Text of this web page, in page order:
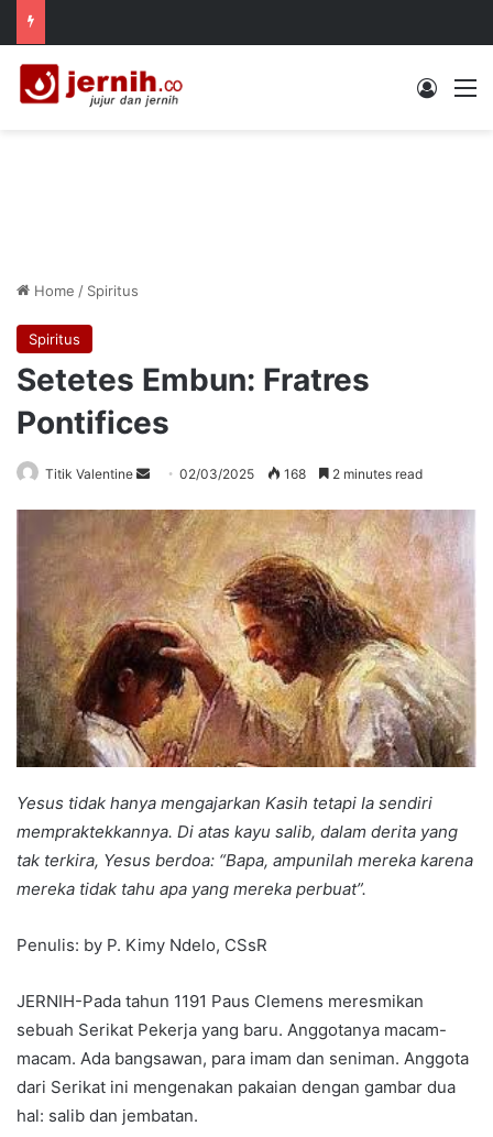
Log In
Home / Spiritus
Spiritus
Setetes Embun: Fratres
Pontifices
Titik Valentine
Send
email
02/03/2025 168 2 minutes read
Yesus tidak hanya mengajarkan Kasih tetapi Ia sendiri
mempraktekkannya. Di atas kayu salib, dalam derita yang
tak terkira, Yesus berdoa: “Bapa, ampunilah mereka karena
mereka tidak tahu apa yang mereka perbuat”.
Penulis: by P. Kimy Ndelo, CSsR
JERNIH-Pada tahun 1191 Paus Clemens meresmikan
sebuah Serikat Pekerja yang baru. Anggotanya macam-
macam. Ada bangsawan, para imam dan seniman. Anggota
dari Serikat ini mengenakan pakaian dengan gambar dua
hal: salib dan jembatan.